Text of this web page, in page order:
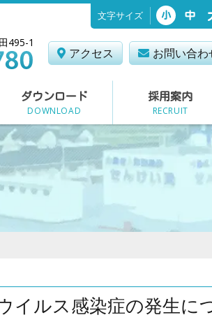
文字サイズ 小 中
495-1
アクセス お問い合わ
ダウンロード
DOWNLOAD
採用案内
RECRUIT
イルス感染症の発生に